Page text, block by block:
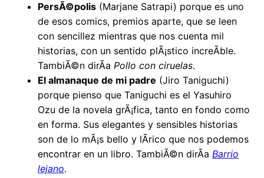
PersÃ©polis (Marjane Satrapi) porque es uno
de esos comics, premios aparte, que se leen
con sencillez mientras que nos cuenta mil
historias, con un sentido plÃ¡stico increÃ­ble.
TambiÃ©n dirÃ­a Pollo con ciruelas.
El almanaque de mi padre (Jiro Taniguchi)
porque pienso que Taniguchi es el Yasuhiro
Ozu de la novela grÃ¡fica, tanto en fondo como
en forma. Sus elegantes y sensibles historias
son de lo mÃ¡s bello y lÃ­rico que nos podemos
encontrar en un libro. TambiÃ©n dirÃ­a Barrio
lejano.